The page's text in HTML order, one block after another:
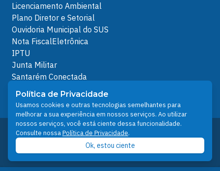
Licenciamento Ambiental
Plano Diretor e Setorial
Ouvidoria Municipal do SUS
Nota FiscalEletrônica
IPTU
Junta Militar
Santarém Conectada
Política de Privacidade
People illustrations by Storyset
Desenvolvido pelo Núcleo Técnico de Gestão de
Tecnologia da Informação - NTI
Prefeitura de Santarém © 2026
Política de Privacidade
Usamos cookies e outras tecnologias semelhantes para
melhorar a sua experiência em nossos serviços. Ao utilizar
nossos serviços, você está ciente dessa funcionalidade.
Consulte nossaPolítica de Privacidade.
Ok, estou ciente